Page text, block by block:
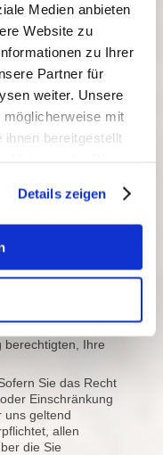
Medien anbieten
Website zu
zu Ihrer
Partner für
weiter. Unsere
mit
bereitgestellt
Details zeigen
von Ihnen
für eine Dauer,
Richtigkeit der
zu überprüfen,
Daten unrechtmäßig
ablehnen
der
jedoch zur
Ihrer Daten
noch nicht
berechtigten, Ihre
Sie das Recht
Einschränkung
uns geltend
allen
die Sie